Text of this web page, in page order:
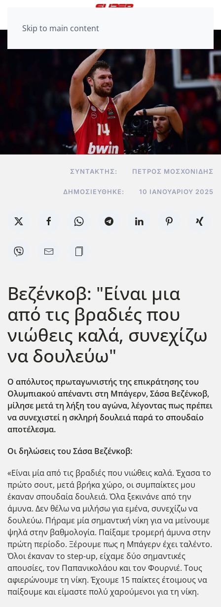
Skip to main content
ΣΥΝΤΆΚΤΗΣ: ΠΈΤΡΟΣ ΜΟΣΧΟΝΊΔΗΣ
ΔΗΜΟΣΙΕΎΘΗΚΕ: 10 ΙΑΝΟΥΑΡΊΟΥ 2025
Βεζένκοβ: "Είναι μια
από τις βραδιές που
νιώθεις καλά, συνεχίζω
να δουλεύω"
Ο απόλυτος πρωταγωνιστής της επικράτησης του
Ολυμπιακού απέναντι στη Μπάγερν, Σάσα Βεζένκοβ,
μίλησε μετά τη λήξη του αγώνα, λέγοντας πως πρέπει
να συνεχιστεί η σκληρή δουλειά παρά το σπουδαίο
αποτέλεσμα.
Οι δηλώσεις του Σάσα Βεζένκοβ:
«Είναι μία από τις βραδιές που νιώθεις καλά. Έχασα το
πρώτο σουτ, μετά βρήκα χώρο, οι συμπαίκτες μου
έκαναν σπουδαία δουλειά. Όλα ξεκινάνε από την
άμυνα. Δεν θέλω να μιλήσω για εμένα, συνεχίζω να
δουλεύω. Πήραμε μία σημαντική νίκη για να μείνουμε
ψηλά στην βαθμολογία. Παίξαμε τρομερή άμυνα στην
πρώτη περίοδο. Ξέρουμε πως η Μπάγερν έχει ταλέντο.
Όλοι έκαναν το step-up, είχαμε δύο σημαντικές
απουσίες, τον Παπανικολάου και τον Φουρνιέ. Τους
αφιερώνουμε τη νίκη. Έχουμε 15 παίκτες έτοιμους να
παίξουμε και είμαστε πολύ χαρούμενοι για τη νίκη.